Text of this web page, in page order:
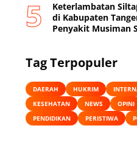
Keterlambatan
di Kabupaten
Penyakit Musiman
Tag Terpopuler
DAERAH HUKRIM
KESEHATAN
NEWS OPINI
PENDIDIKAN
PERISTIWA